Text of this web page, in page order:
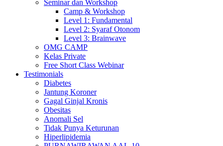
Seminar dan Workshop
Camp & Workshop
Level 1: Fundamental
Level 2: Syaraf Otonom
Level 3: Brainwave
OMG CAMP
Kelas Private
Free Short Class Webinar
Testimonials
Diabetes
Jantung Koroner
Gagal Ginjal Kronis
Obesitas
Anomali Sel
Tidak Punya Keturunan
Hiperlipidemia